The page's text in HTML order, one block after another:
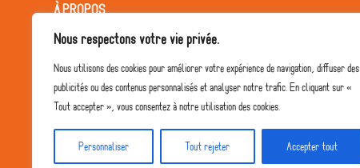
Nous respectons votre vie privée.
Nous utilisons des cookies pour améliorer votre expérience de navigation, diffuser des
publicités ou des contenus personnalisés et analyser notre trafic. En cliquant sur «
Tout accepter », vous consentez à notre utilisation des cookies.
Personnaliser Tout rejeter Accepter tout
À PROPOS
L'équipe pédagogique
Notre projet
Le Collège